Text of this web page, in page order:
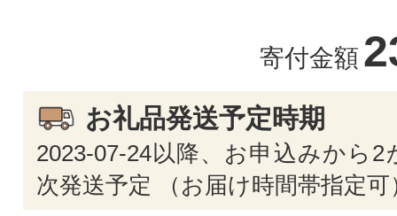
寄付金額
お礼品発送予定時期
2023-07-24以降、お申込みから2
次発送予定 （お届け時間帯指定可